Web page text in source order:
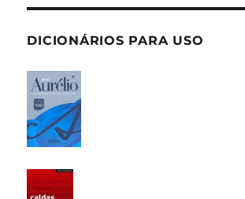
DICIONÁRIOS PARA USO